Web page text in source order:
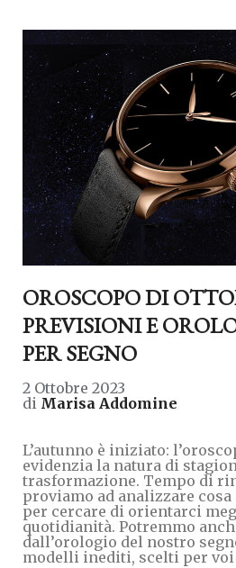
OROSCOPO DI
PREVISIONI E
PER SEGNO
2 Ottobre 2023
di Marisa Addomine
L’autunno è iniziato:
evidenzia la natura di
trasformazione. Tempo di
proviamo ad analizzare
per cercare di orientarci
quotidianità. Potremmo
dall’orologio del nostro
modelli inediti, scelti per